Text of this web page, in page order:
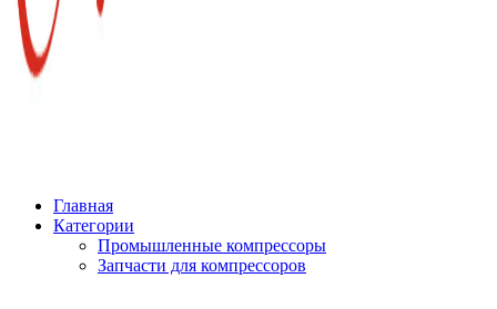
Главная
Категории
Промышленные компрессоры
Запчасти для компрессоров